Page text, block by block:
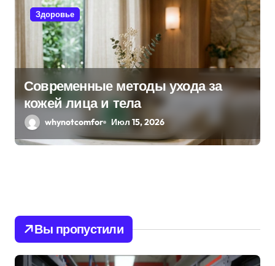
Здоровье
Современные методы ухода за
кожей лица и тела
whynotcomfor Июл 15, 2026
Вы пропустили